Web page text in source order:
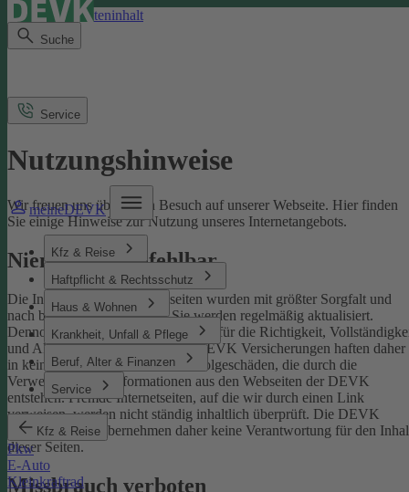
Direkt zum Seiteninhalt
Suche
meineDEVK
Kfz & Reise
Haftpflicht & Rechtsschutz
Haus & Wohnen
Krankheit, Unfall & Pflege
Beruf, Alter & Finanzen
Service
Kfz & Reise
Pkw
E-Auto
Kleinkraftrad
Service
Nutzungshinweise
Wir freuen uns über Ihren Besuch auf unserer Webseite. Hier finden
Sie einige Hinweise zur Nutzung unseres Internetangebots.
Niemand ist unfehlbar
Die Inhalte der DEVK-Webseiten wurden mit größter Sorgfalt und
nach bestem Wissen erstellt. Sie werden regelmäßig aktualisiert.
Dennoch können wir keine Gewähr für die Richtigkeit,
und Aktualität übernehmen. Die DEVK Versicherungen haften daher
in keinem Fall für Schäden oder Folgeschäden, die durch die
Verwendung von Informationen aus den Webseiten der DEVK
entstehen. Fremde Internetseiten, auf die wir durch einen Link
verweisen, werden nicht ständig inhaltlich überprüft. Die DEVK
Versicherungen übernehmen daher keine Verantwortung für den
dieser Seiten.
Missbrauch verboten